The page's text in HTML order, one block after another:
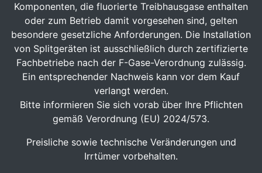
Komponenten, die fluorierte Treibhausgase enthalten
oder zum Betrieb damit vorgesehen sind, gelten
besondere gesetzliche Anforderungen. Die Installation
von Splitgeräten ist ausschließlich durch zertifizierte
Fachbetriebe nach der F-Gase-Verordnung zulässig.
Ein entsprechender Nachweis kann vor dem Kauf
verlangt werden.
Bitte informieren Sie sich vorab über Ihre Pflichten
gemäß Verordnung (EU) 2024/573.
Preisliche sowie technische Veränderungen und
Irrtümer vorbehalten.